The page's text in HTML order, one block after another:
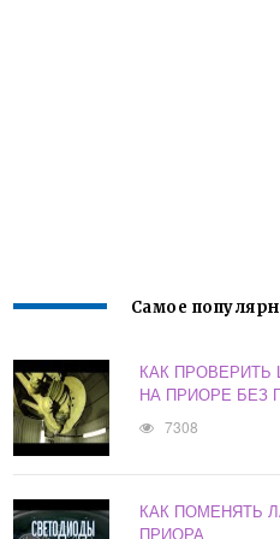
Самое
КАК
НА ПРИОРЕ БЕЗ
7308
КАК ПОМЕНЯТЬ
ПРИОРА